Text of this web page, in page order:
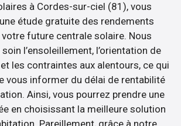
à Cordes-sur-ciel (81), vous
étude gratuite des rendements
votre future centrale solaire. Nous
l’ensoleillement, l’orientation de
les contraintes aux alentours, ce qui
vous informer du délai de rentabilité
Ainsi, vous pourrez prendre une
en choisissant la meilleure solution